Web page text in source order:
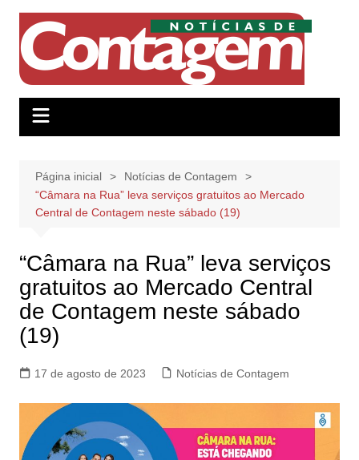
conteúdo
Página inicial
Notícias de Contagem
“Câmara na Rua” leva serviços gratuitos ao Mercado
Central de Contagem neste sábado (19)
“Câmara na Rua” leva serviços
gratuitos ao Mercado Central
de Contagem neste sábado
(19)
17 de agosto de 2023 Notícias de Contagem